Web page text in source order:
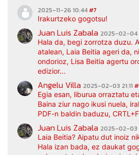
2025-11-26 10:44#7
Irakurtzeko gogotsu!
Juan Luis Zabala 2025-02-04
Hala da, begi zorrotza duzu.
atalean, Laia Beitia ageri da,
ondorioz, Lisa Beitia agertu
edizior...
Angelu Villa 2025-02-03 21:11
Egia esan, liburua orraztatu
Baina ziur nago ikusi nuela,
PDF-n baldin baduzu,
Juan Luis Zabala 2025-02-03
Laia Beitia? Aipatu dut inoiz
Hala izan bada, ez daukat